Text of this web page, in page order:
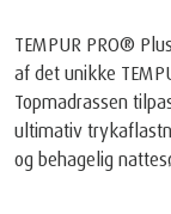
TEMPUR PRO®
af det unikke
Topmadrassen
ultimativ
og behagelig